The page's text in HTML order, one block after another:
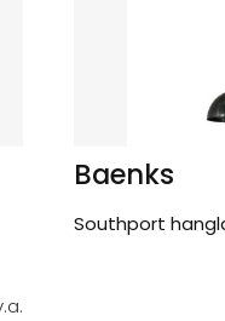
Baenks
Southport